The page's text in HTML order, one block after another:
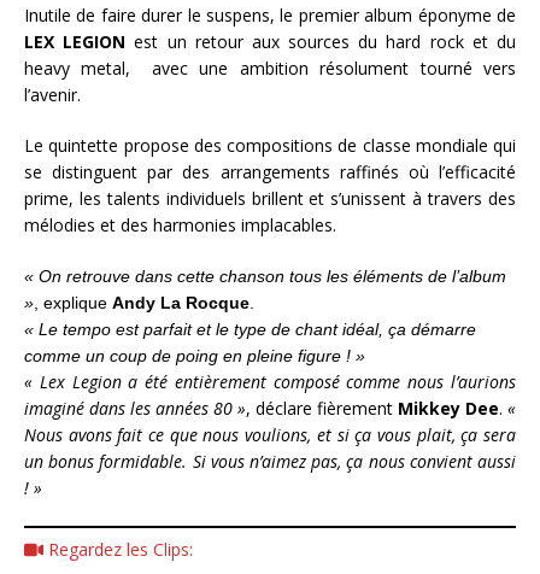
Inutile de faire durer le suspens, le premier album éponyme de
LEX LEGIONest un retour aux sources du hard rock et du
heavy metal, avec une ambition résolument tourné vers
l’avenir.
Le quintette propose des compositions de classe mondiale qui
se distinguent par des arrangements raffinés où l’efficacité
prime, les talents individuels brillent et s’unissent à travers des
mélodies et des harmonies implacables.
« On retrouve dans cette chanson tous les éléments de l’album
», explique Andy La Rocque.
« Le tempo est parfait et le type de chant idéal, ça démarre
comme un coup de poing en pleine figure ! »
« Lex Legion a été entièrement composé comme nous l’aurions
imaginé dans les années 80 », déclare fièrement Mikkey Dee. «
Nous avons fait ce que nous voulions, et si ça vous plait, ça sera
un bonus formidable. Si vous n’aimez pas, ça nous convient aussi
! »
Regardez les Clips: